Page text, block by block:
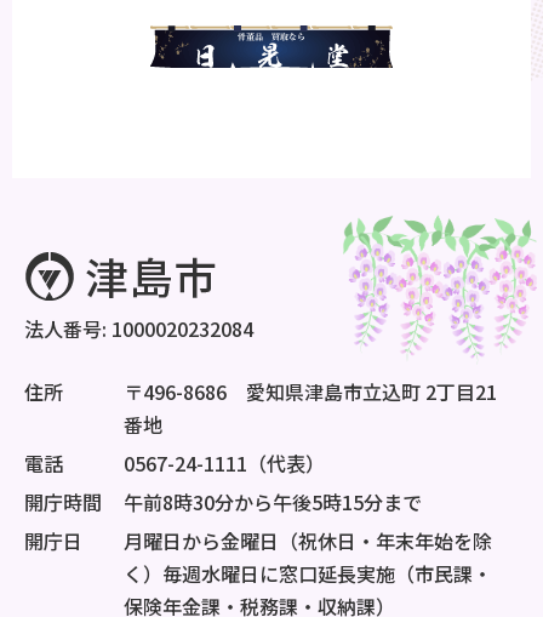
法人番号: 1000020232084
住所
〒496-8686 愛知県津島市立込町 2丁目21
番地
電話
0567-24-1111（代表）
開庁時間
午前8時30分から午後5時15分まで
開庁日
月曜日から金曜日（祝休日・年末年始を除
く）毎週水曜日に窓口延長実施（市民課・
保険年金課・税務課・収納課）